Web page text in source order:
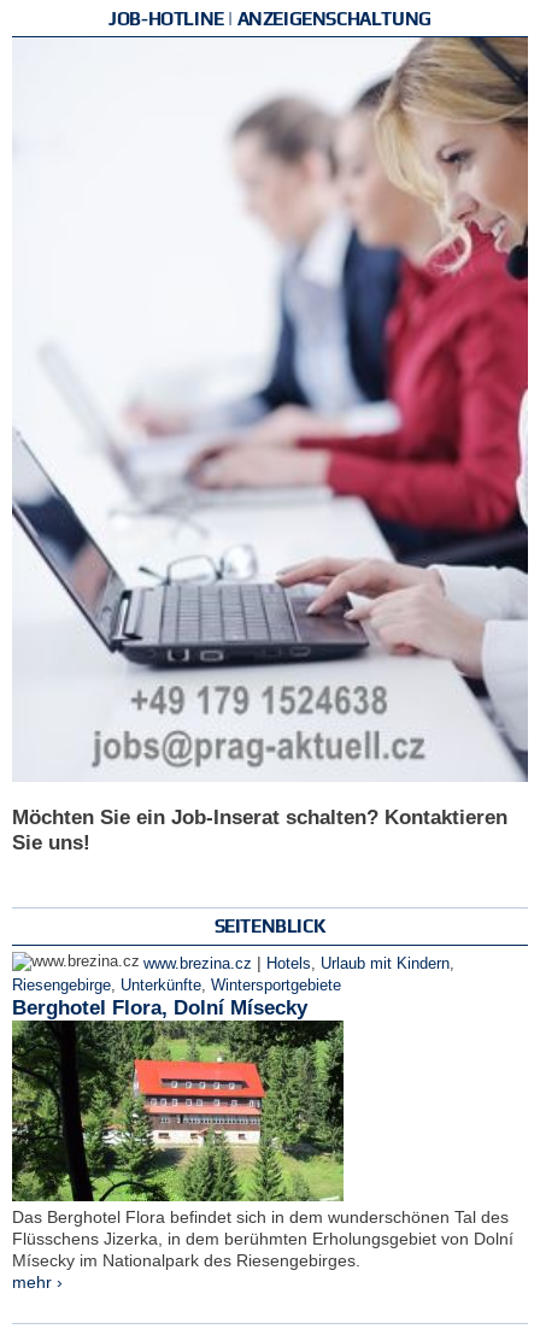
JOB-HOTLINE | ANZEIGENSCHALTUNG
Möchten Sie ein Job-Inserat schalten? Kontaktieren
Sie uns!
SEITENBLICK
www.brezina.cz | Hotels, Urlaub mit Kindern,
Riesengebirge, Unterkünfte, Wintersportgebiete
Berghotel Flora, Dolní Mísecky
Das Berghotel Flora befindet sich in dem wunderschönen Tal des
Flüsschens Jizerka, in dem berühmten Erholungsgebiet von Dolní
Mísecky im Nationalpark des Riesengebirges.
mehr ›